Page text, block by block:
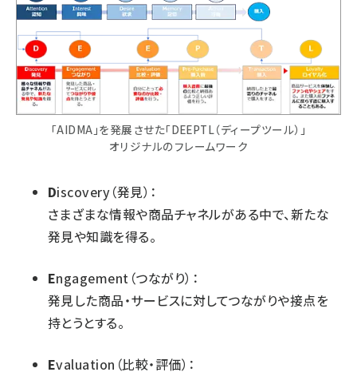
「AIDMA」を発展させた「DEEPTL（ディープツール）」
オリジナルのフレームワーク
Discovery（発見）：
さまざまな情報や商品チャネルがある中で、新たな
発見や知識を得る。
Engagement（つながり）：
発見した商品・サービスに対してつながりや接点を
持とうとする。
Evaluation（比較・評価）：